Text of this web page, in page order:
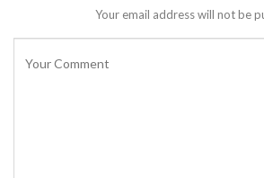
Your email address will not be